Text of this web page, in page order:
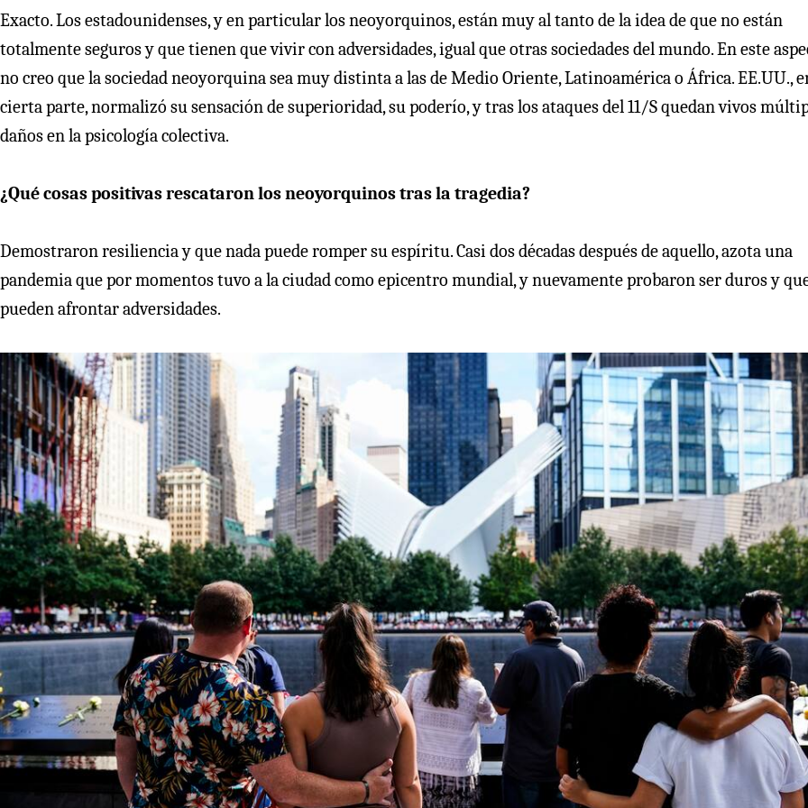
Exacto. Los estadounidenses, y en particular los neoyorquinos, están muy al tanto de la idea de que no están
totalmente seguros y que tienen que vivir con adversidades, igual que otras sociedades del mundo. En este
no creo que la sociedad neoyorquina sea muy distinta a las de Medio Oriente, Latinoamérica o África. EE.UU.,
cierta parte, normalizó su sensación de superioridad, su poderío, y tras los ataques del 11/S quedan vivos
daños en la psicología colectiva.
¿Qué cosas positivas rescataron los neoyorquinos tras la tragedia?
Demostraron resiliencia y que nada puede romper su espíritu. Casi dos décadas después de aquello, azota una
pandemia que por momentos tuvo a la ciudad como epicentro mundial, y nuevamente probaron ser duros y
pueden afrontar adversidades.